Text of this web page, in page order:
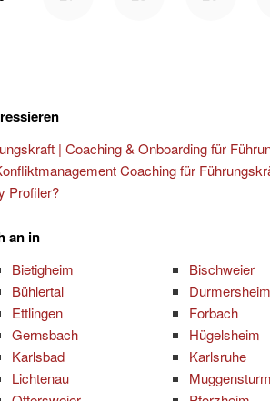
| Coaching & Onboarding für
Coaching für
Profiler?
an in
Bietigheim
Bühlertal
Ettlingen
Gernsbach
Karlsbad
Lichtenau
Bischweier
Durmersheim
Forbach
Hügelsheim
Karlsruhe
Muggensturm